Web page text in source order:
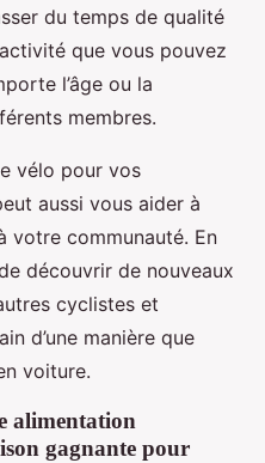
du temps de qualité
que vous pouvez
l’âge ou la
membres.
vélo pour vos
aussi vous aider à
votre communauté. En
découvrir de nouveaux
cyclistes et
d’une manière que
voiture.
alimentation
gagnante pour